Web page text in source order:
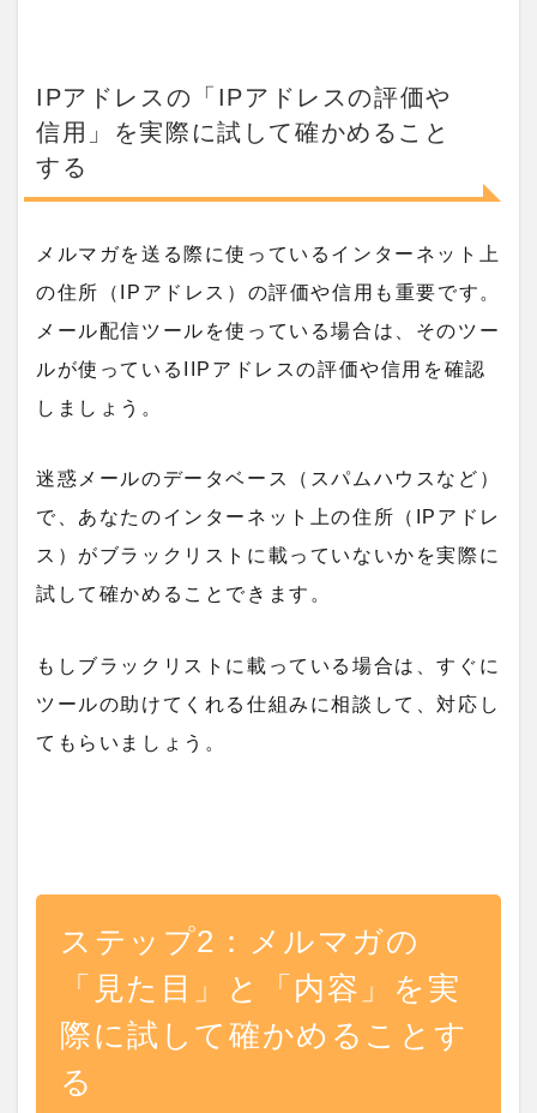
IPアドレスの「IPアドレスの評価や
信用」を実際に試して確かめること
する
メルマガを送る際に使っているインターネット上
の住所（IPアドレス）の評価や信用も重要です。
メール配信ツールを使っている場合は、そのツー
ルが使っているIIPアドレスの評価や信用を確認
しましょう。
迷惑メールのデータベース（スパムハウスなど）
で、あなたのインターネット上の住所（IPアドレ
ス）がブラックリストに載っていないかを実際に
試して確かめることできます。
もしブラックリストに載っている場合は、すぐに
ツールの助けてくれる仕組みに相談して、対応し
てもらいましょう。
ステップ2：メルマガの
「見た目」と「内容」を実
際に試して確かめることす
る